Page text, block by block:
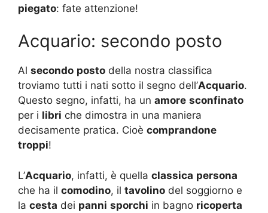
piegato: fate attenzione!
Acquario: secondo posto
Al secondo posto della nostra classifica
troviamo tutti i nati sotto il segno dell’Acquario.
Questo segno, infatti, ha un amore sconfinato
per i libri che dimostra in una maniera
decisamente pratica. Cioè comprandone
troppi!
L’Acquario, infatti, è quella classica persona
che ha il comodino, il tavolino del soggiorno e
la cesta dei panni sporchi in bagno ricoperta